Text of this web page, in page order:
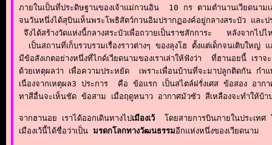
ภายในเป็นที่ประดิษฐานของเจ้าแม่กวนอิน  10 กร ตามตำนานเวียดนา
จนวันหนึ่งได้สุบินเห็นพระโพธิสัตว์กวนอิมปรากฏองค์อยู่กลางสระบัว แล
จึงได้สร้างวัดแห่งนี้กลางสระบัวเพื่อถวายเป็นราชสักการะ   หลังจากไป
เป็นสถานที่เก็บรวบรวมเรื่องราวต่างๆ ของลุงโฮ ตั้งแต่เด็กจนเติบให
มีข้อสังเกตอย่างหนึ่งที่ไกด์เวียดนามของเราเล่าให้ฟังว่า  ที่ฮานอยนี้ เร
ด้วยเหตุผลว่า เพื่อความประหยัด  เพราะเพื่อนบ้านที่จะมาปลูกติดกัน ก
เนื่องจากเหตุผล3 ประการ  คือ ข้อแรก เป็นสไตล์ฝรั่งเศส ข้อสอง อ
ทาสีอื่นจะเห็นชัด ข้อสาม เมื่อฤดูหนาว อากาศมัวซัว สีเหลืองจะทำให้บ้า
จากฮานอย เราได้ออกเดินทางไปเมืองเว้
โดยสายการบินภายในประเท
เมืองเว้นี้ได้ชื่อว่าเป็น มรดกโลกทางวัฒนธรรมอีกแห่งหนึ่งของเวียดนาม